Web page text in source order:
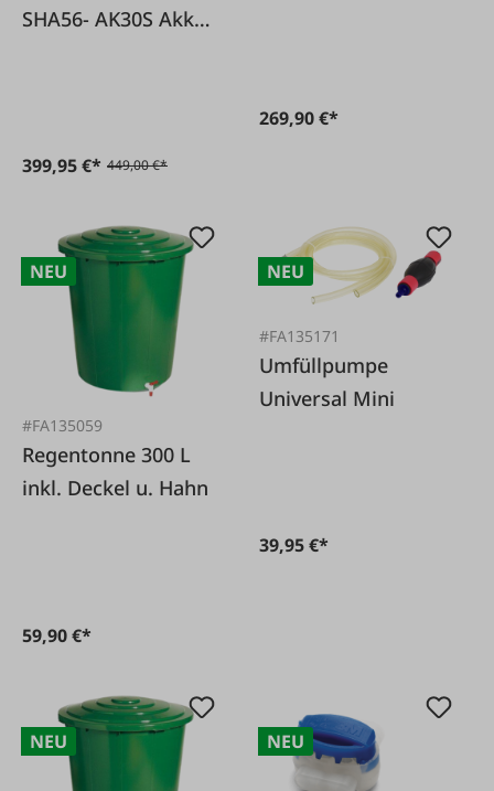
SHA56- AK30S Akku
399,95 €* 449,00 €*
269,90 €*
NEU
#FA135059
Regentonne 300 L
inkl. Deckel u. Hahn
59,90 €*
NEU
#FA135171
Umfüllpumpe
Universal Mini
39,95 €*
NEU NEU